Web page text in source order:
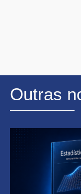
Outras